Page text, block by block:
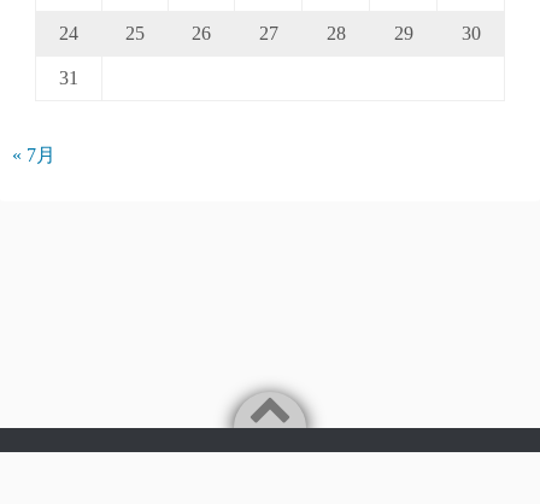
24 25 26 27 28 29 30
31
« 7月